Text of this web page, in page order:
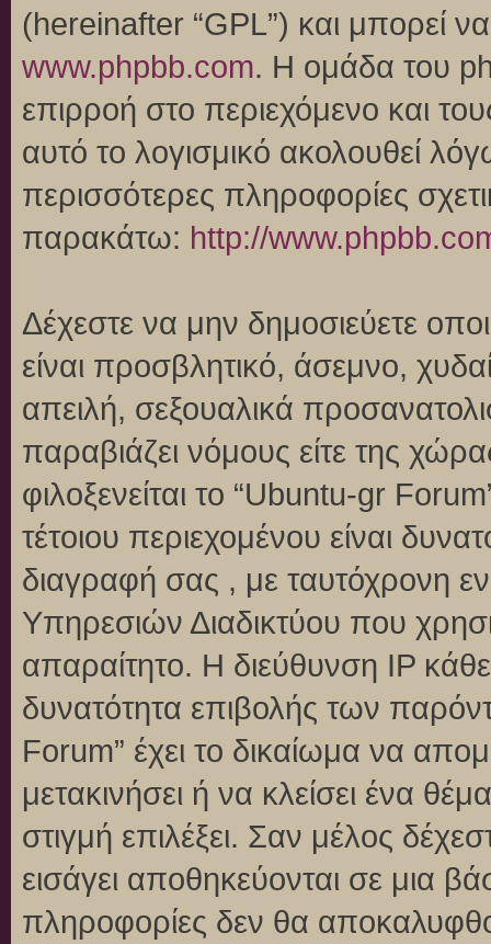
(hereinafter “GPL”) και μπορεί
www.phpbb.com. Η ομάδα του
επιρροή στο περιεχόμενο και
αυτό το λογισμικό ακολουθεί
περισσότερες πληροφορίες
παρακάτω: http://
Δέχεστε να μην δημοσιεύετε
είναι προσβλητικό, άσεμνο,
απειλή, σεξουαλικά
παραβιάζει νόμους είτε της
φιλοξενείται το “Ubuntu-gr
τέτοιου περιεχομένου είναι
διαγραφή σας , με ταυτόχρονη
Υπηρεσιών Διαδικτύου που
απαραίτητο. Η διεύθυνση IP
δυνατότητα επιβολής των
Forum” έχει το δικαίωμα να
μετακινήσει ή να κλείσει ένα
στιγμή επιλέξει. Σαν μέλος
εισάγει αποθηκεύονται σε μια
πληροφορίες δεν θα